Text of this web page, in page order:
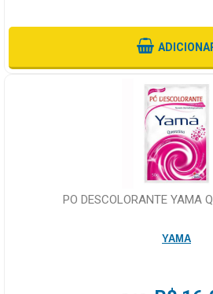
PO DESCOLORANTE YAMA
YAMA